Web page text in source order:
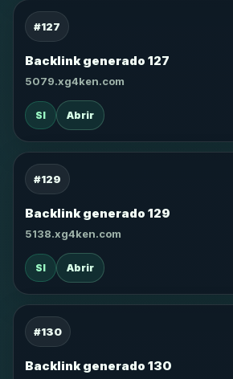
#127
Backlink generado 127
5079.xg4ken.com
SI Abrir
#129
Backlink generado 129
5138.xg4ken.com
SI Abrir
#130
Backlink generado 130